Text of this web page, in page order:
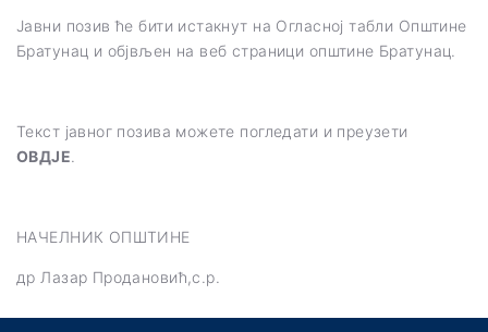
Јавни позив ће бити истакнут на Огласној табли Општине
Братунац и објвљен на веб страници општине Братунац.
Teкст јавног позива можете погледати и преузети
ОВДЈЕ
НАЧЕЛНИК ОПШТИНЕ
др Лазар Продановић,с.р.